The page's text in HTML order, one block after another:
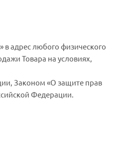
адрес любого физического
Товара на условиях,
Законом «О защите прав
Федерации.